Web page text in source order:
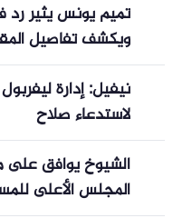
تميم يونس يثير رد
ويكشف تفاصيل
نيفيل: إدارة
لاستدعاء صلاح
الشيوخ يوافق على
المجلس الأعلى